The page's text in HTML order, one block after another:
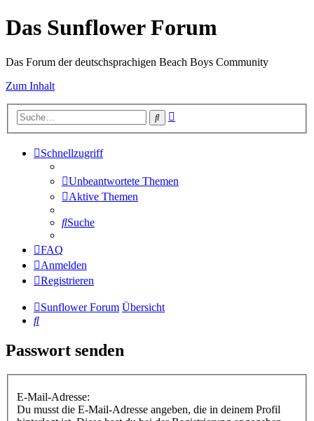
Das Sunflower Forum
Das Forum der deutschsprachigen Beach Boys Community
Zum Inhalt
Suche
Schnellzugriff
Unbeantwortete Themen
Aktive Themen
Suche
FAQ
Anmelden
Registrieren
Sunflower Forum Übersicht
Suche
Passwort senden
E-Mail-Adresse:
Du musst die E-Mail-Adresse angeben, die in deinem Profil